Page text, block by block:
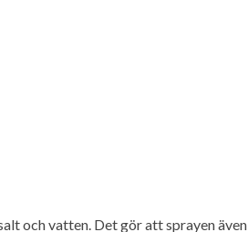
och vatten. Det gör att sprayen även